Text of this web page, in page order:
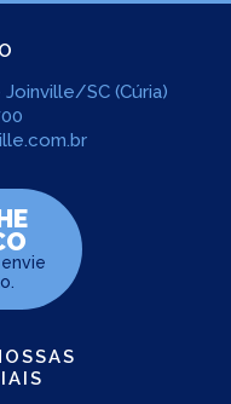
Joinville/SC (Cúria)